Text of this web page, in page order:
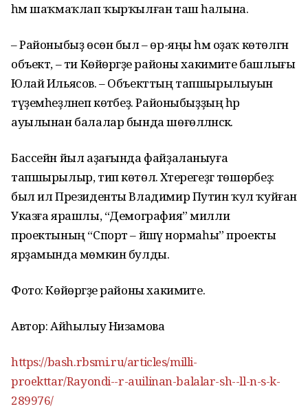
һәм шаҡмаҡлап ҡырҡылған таш һалына.
– Районыбыҙ өсөн был – өр-яңы һәм оҙаҡ көтөлгән
объект, – ти Көйөргәҙе районы хакимиәте башлығы
Юлай Ильясов. – Объекттың тапшырылыуын
түҙемһеҙләнеп көтәбеҙ. Районыбыҙҙың һәр
ауылынан балалар бында шөғөлләнәсәк.
Бассейн йыл аҙағында файҙаланыуға
тапшырылыр, тип көтөлә. Хәтерегеҙгә төшөрәбеҙ:
был ил Президенты Владимир Путин ҡул ҡуйған
Указға ярашлы, “Демография” милли
проектының “Спорт – йәшәү нормаһы” проекты
ярҙамында мөмкин булды.
Фото: Көйөргәҙе районы хакимиәте.
Автор: Айһылыу Низамова
https://bash.rbsmi.ru/articles/milli-
proekttar/Rayondi--r-auilinan-balalar-sh--ll-n-s-k-
289976/